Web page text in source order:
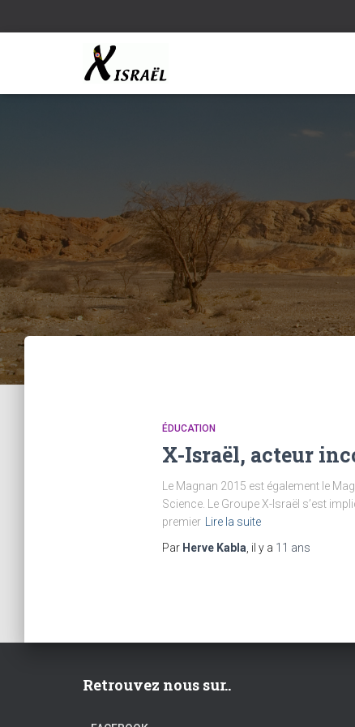
ÉDUCATION
X-Israël, acteur
Le Magnan 2015 est également le
Science. Le Groupe X-Israël s’est
premier
Lire la suite
Par Herve Kabla , il y a 11 ans
Retrouvez nous sur..